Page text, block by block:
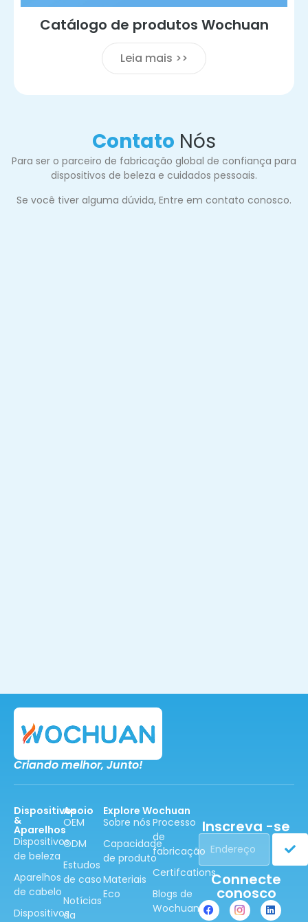
Catálogo de produtos Wochuan
Leia mais >>
Contato Nós
Para ser o parceiro de fabricação global de confiança para
dispositivos de beleza e cuidados pessoais.
Se você tiver alguma dúvida, Entre em contato conosco.
Criando melhor,Junto!
Dispositivos
&
Aparelhos
Dispositivos
de beleza
Aparelhos
de cabelo
Dispositivos
Apoio
OEM
ODM
Estudos
de caso
Notícias
da
Explore Wochuan
Sobre nós
Capacidade
de produto
Materiais
Eco
Processo
de
fabricação
Certifcations
Blogs de
Wochuan
Inscreva -se
Connecte
conosco